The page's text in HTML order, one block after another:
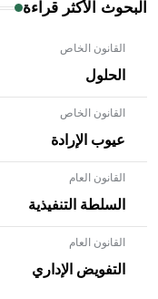
البحوث الأكثر قراءة
القانون الخاص
الحلول
القانون الخاص
عيوب الإرادة
القانون العام
السلطة التنفيذية
القانون العام
التفويض الإداري
- هل تعلم أن الأبلق
بالعمارة
المعمار على بناء